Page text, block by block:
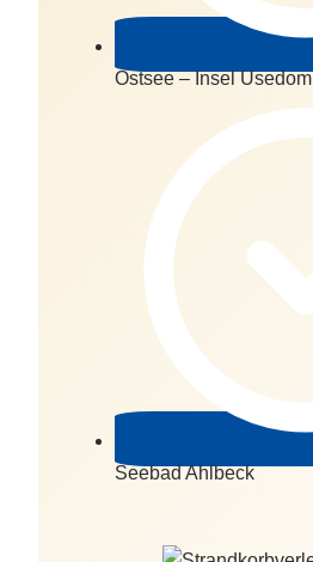
Ostsee – Insel Usedom
Seebad Ahlbeck